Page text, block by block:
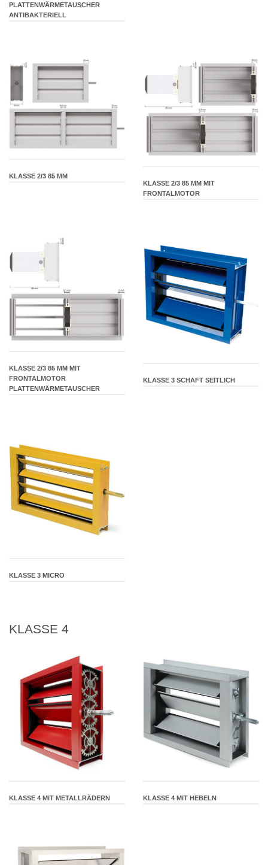
PLATTENWÄRMETAUSCHER
ANTIBAKTERIELL
KLASSE 2/3 85 MM
KLASSE 2/3 85 MM MIT
FRONTALMOTOR
KLASSE 2/3 85 MM MIT
FRONTALMOTOR
PLATTENWÄRMETAUSCHER
KLASSE 3 SCHAFT SEITLICH
KLASSE 3 MICRO
KLASSE 4
KLASSE 4 MIT METALLRÄDERN KLASSE 4 MIT HEBELN